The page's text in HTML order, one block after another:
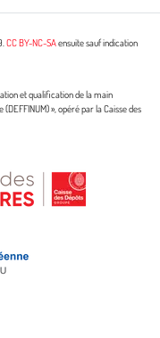
CC BY-NC-SAensuite sauf indication
et qualification de la main
», opéré par la Caisse des